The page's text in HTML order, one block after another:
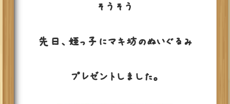
そうそう
先日、姪っ子にマキ坊のぬいぐるみ
プレゼントしました。